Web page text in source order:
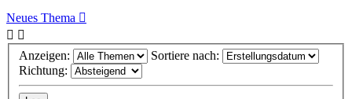
Neues Thema
Anzeigen:
Sortiere nach:
Richtung: